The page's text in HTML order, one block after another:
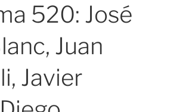
520: José
Juan
Javier